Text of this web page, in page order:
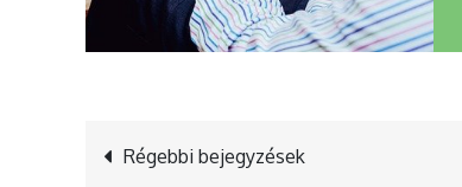
Bejegyzés
Régebbi bejegyzések